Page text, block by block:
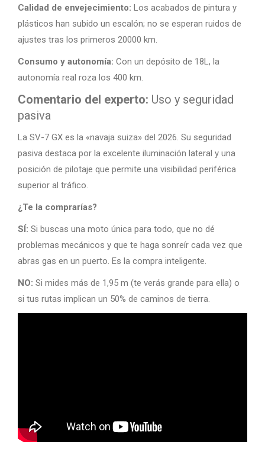
Calidad de envejecimiento: Los acabados de pintura y
plásticos han subido un escalón; no se esperan ruidos de
ajustes tras los primeros 20000 km.
Consumo y autonomía: Con un depósito de 18L, la
autonomía real roza los 400 km.
Comentario del experto: Uso y seguridad
pasiva
La SV-7 GX es la «navaja suiza» del 2026. Su seguridad
pasiva destaca por la excelente iluminación lateral y una
posición de pilotaje que permite una visibilidad periférica
superior al tráfico.
¿Te la comprarías?
SÍ: Si buscas una moto única para todo, que no dé
problemas mecánicos y que te haga sonreír cada vez que
abras gas en un puerto. Es la compra inteligente.
NO: Si mides más de 1,95 m (te verás grande para ella) o
si tus rutas implican un 50% de caminos de tierra.